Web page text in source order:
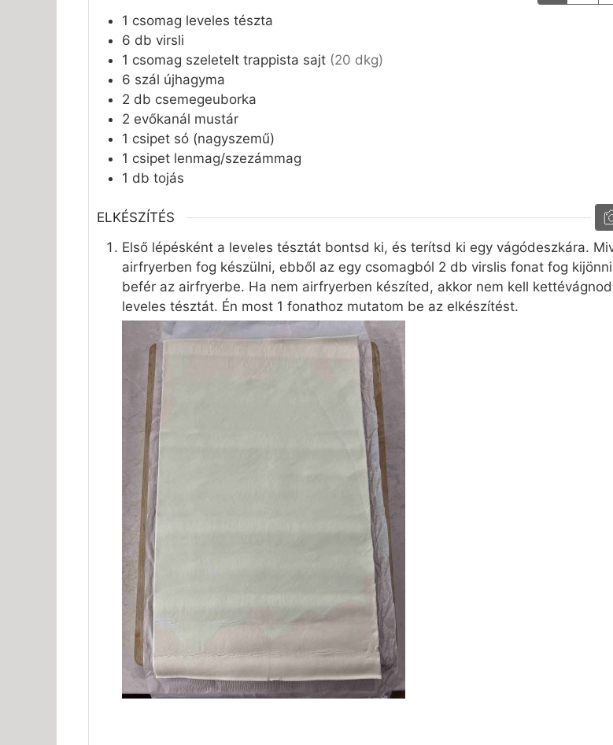
1 csomag leveles tészta
6 db virsli
1 csomag szeletelt trappista sajt (20 dkg)
6 szál újhagyma
2 db csemegeuborka
2 evőkanál mustár
1 csipet só (nagyszemű)
1 csipet lenmag/szezámmag
1 db tojás
ELKÉSZÍTÉS
Első lépésként a leveles tésztát bontsd ki, és terítsd ki egy vágódeszkára.
airfryerben fog készülni, ebből az egy csomagból 2 db virslis fonat fog
befér az airfryerbe. Ha nem airfryerben készíted, akkor nem kell
leveles tésztát. Én most 1 fonathoz mutatom be az elkészítést.